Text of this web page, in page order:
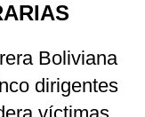
Boliviana
dirigentes